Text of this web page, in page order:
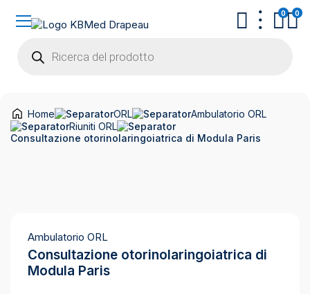
search
0 0
Home ORL
Ambulatorio ORL
Riuniti ORL
Consultazione otorinolaringoiatrica di Modula Paris
Ambulatorio ORL
Consultazione otorinolaringoiatrica di
Modula Paris